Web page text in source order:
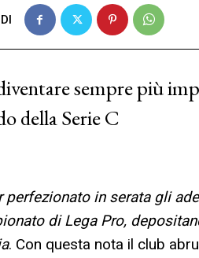
sempre più
della Serie C
perfezionato in serata gli
di Lega Pro,
. Con questa nota il club